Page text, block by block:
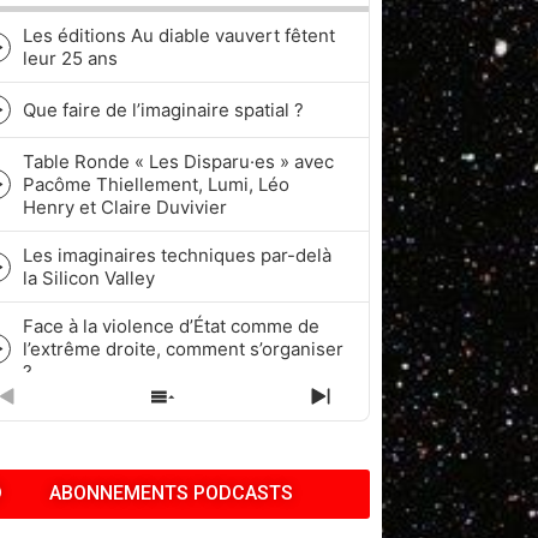
Les éditions Au diable vauvert fêtent
leur 25 ans
Que faire de l’imaginaire spatial ?
play
Table Ronde « Les Disparu·es » avec
Pacôme Thiellement, Lumi, Léo
Henry et Claire Duvivier
icon
Les imaginaires techniques par-delà
la Silicon Valley
Face à la violence d’État comme de
l’extrême droite, comment s’organiser
?
Quel rapport à l’historicité dans les
fiction ?
Pop Culture, Nostalgie et Capitalisme
PREVIOUS
EPISODE
SHOW
EPISODES
NEXT
EPISODE
ABONNEMENTS PODCASTS